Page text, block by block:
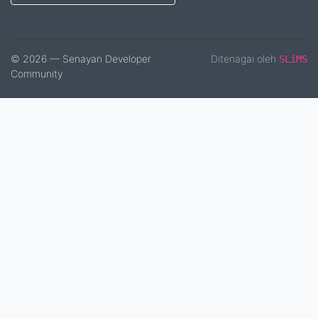
© 2026 — Senayan Developer
Community
Ditenagai oleh SLiMS